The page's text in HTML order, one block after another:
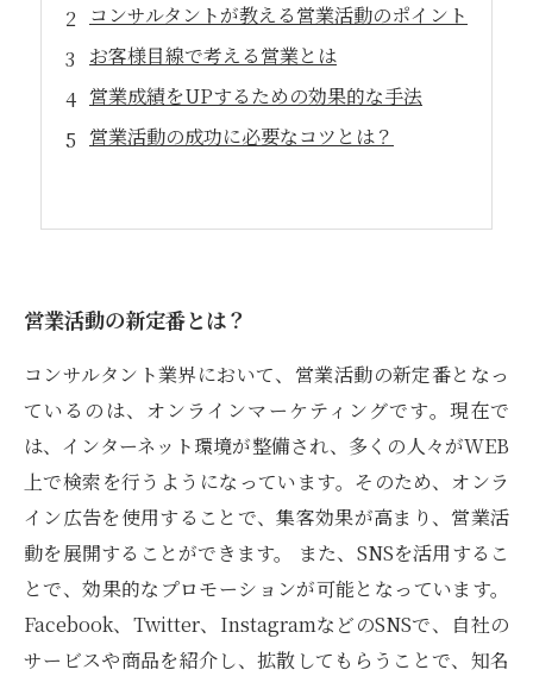
コンサルタントが教える営業活動のポイント
お客様目線で考える営業とは
営業成績をUPするための効果的な手法
営業活動の成功に必要なコツとは？
営業活動の新定番とは？
コンサルタント業界において、営業活動の新定番となっ
ているのは、オンラインマーケティングです。現在で
は、インターネット環境が整備され、多くの人々がWEB
上で検索を行うようになっています。そのため、オンラ
イン広告を使用することで、集客効果が高まり、営業活
動を展開することができます。 また、SNSを活用するこ
とで、効果的なプロモーションが可能となっています。
Facebook、Twitter、InstagramなどのSNSで、自社の
サービスや商品を紹介し、拡散してもらうことで、知名